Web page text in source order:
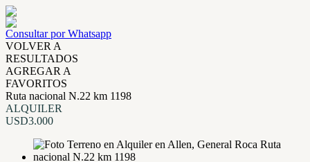
Consultar por Whatsapp
VOLVER A
RESULTADOS
AGREGAR A
FAVORITOS
Ruta nacional N.22 km 1198
ALQUILER
USD3.000